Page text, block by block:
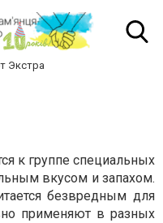
Экстра
к группе специальных
вкусом и запахом.
безвредным для
применяют в разных